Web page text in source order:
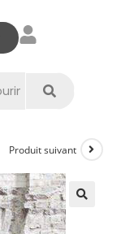
Produit suivant